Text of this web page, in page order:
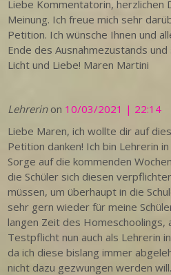
Liebe Kommentatorin, herzlichen
Meinung. Ich freue mich sehr
Petition. Ich wünsche Ihnen und
Ende des Ausnahmezustands
Licht und Liebe! Maren Martini
Lehrerinon 10/03/2021 | 22:14
Liebe Maren, ich wollte dir auf
Petition danken! Ich bin Lehrerin
Sorge auf die kommenden
die Schüler sich diesen
müssen, um überhaupt in die
sehr gern wieder für meine
langen Zeit des Homeschoolings,
Testpflicht nun auch als Lehrerin
da ich diese bislang immer
nicht dazu gezwungen werden